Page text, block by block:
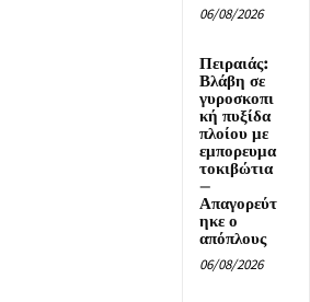
06/08/2026
Πειραιάς:
Βλάβη σε
γυροσκοπι
κή πυξίδα
πλοίου με
εμπορευμα
τοκιβώτια
–
Απαγορεύτ
ηκε ο
απόπλους
06/08/2026